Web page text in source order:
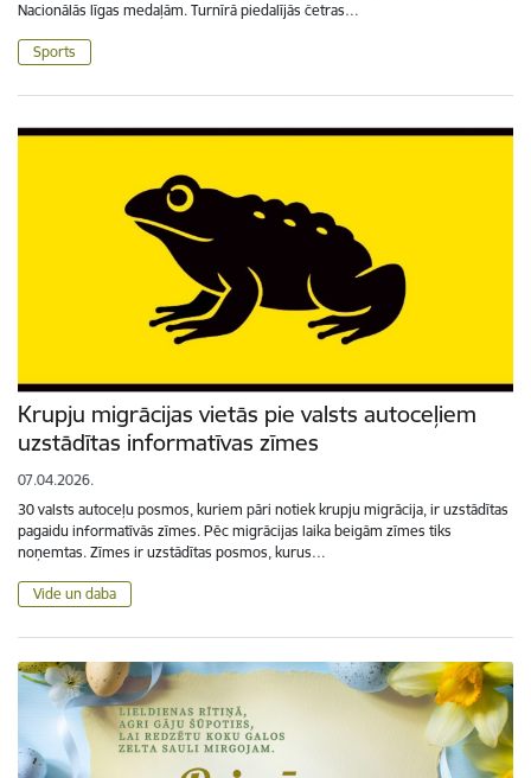
Nacionālās līgas medaļām. Turnīrā piedalījās četras…
Sports
Krupju migrācijas vietās pie valsts autoceļiem
uzstādītas informatīvas zīmes
07.04.2026.
30 valsts autoceļu posmos, kuriem pāri notiek krupju migrācija, ir uzstādītas
pagaidu informatīvās zīmes. Pēc migrācijas laika beigām zīmes tiks
noņemtas. Zīmes ir uzstādītas posmos, kurus…
Vide un daba